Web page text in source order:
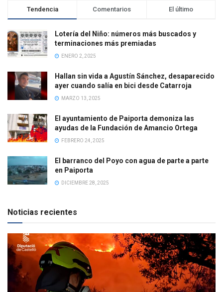
Tendencia Comentarios El último
Lotería del Niño: números más buscados y
terminaciones más premiadas
ENERO 2, 2025
Hallan sin vida a Agustín Sánchez, desaparecido
ayer cuando salía en bici desde Catarroja
MARZO 13, 2025
El ayuntamiento de Paiporta demoniza las
ayudas de la Fundación de Amancio Ortega
FEBRERO 24, 2025
El barranco del Poyo con agua de parte a parte
en Paiporta
DICIEMBRE 28, 2025
Noticias recientes